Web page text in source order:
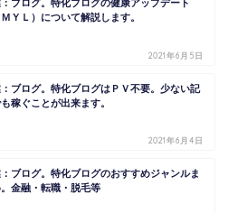
ブログ。特化ブログの健康アップデート
ＭＹＬ）について解説します。
2021年6月5日
ブログ。特化ブログはＰＶ不要。少ない記
稼ぐことが出来ます。
2021年6月4日
ブログ。特化ブログのおすすめジャンルま
。金融・転職・脱毛等